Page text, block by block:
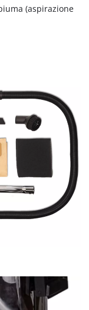
Starter Kit.(aspirazione